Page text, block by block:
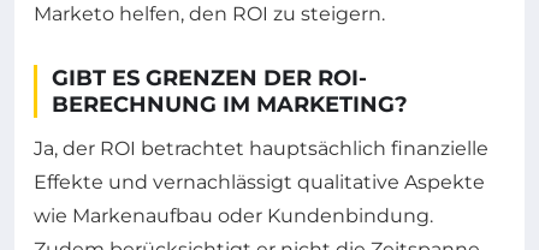
Marketo helfen, den ROI zu steigern.
GIBT ES GRENZEN DER ROI-
BERECHNUNG IM MARKETING?
Ja, der ROI betrachtet hauptsächlich finanzielle
Effekte und vernachlässigt qualitative Aspekte
wie Markenaufbau oder Kundenbindung.